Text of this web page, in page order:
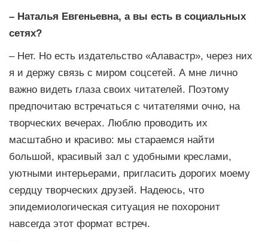
– Наталья Евгеньевна, а вы есть в социальных
сетях?
– Нет. Но есть издательство «Алавастр», через них
я и держу связь с миром соцсетей. А мне лично
важно видеть глаза своих читателей. Поэтому
предпочитаю встречаться с читателями очно, на
творческих вечерах. Люблю проводить их
масштабно и красиво: мы стараемся найти
большой, красивый зал с удобными креслами,
уютными интерьерами, пригласить дорогих моему
сердцу творческих друзей. Надеюсь, что
эпидемиологическая ситуация не похоронит
навсегда этот формат встреч.